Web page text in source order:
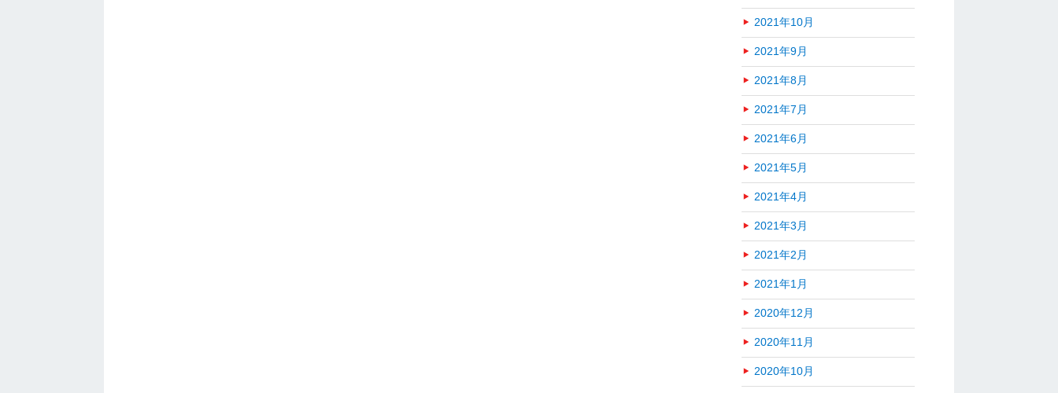
2021年10月
2021年9月
2021年8月
2021年7月
2021年6月
2021年5月
2021年4月
2021年3月
2021年2月
2021年1月
2020年12月
2020年11月
2020年10月